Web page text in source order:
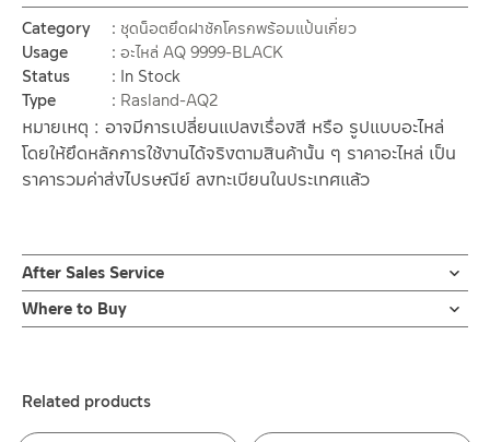
Category
ชุดน็อตยึดฝาชักโครกพร้อมแป้นเกี่ยว
Usage
อะไหล่ AQ 9999-BLACK
Status
In Stock
Type
Rasland-AQ2
หมายเหตุ : อาจมีการเปลี่ยนแปลงเรื่องสี หรือ รูปแบบอะไหล่
โดยให้ยึดหลักการใช้งานได้จริงตามสินค้านั้น ๆ ราคาอะไหล่ เป็น
ราคารวมค่าส่งไปรษณีย์ ลงทะเบียนในประเทศแล้ว
After Sales Service
Online Platform
– Email: contact@charnpaiboon.com
Where to Buy
– Shopee
–Lazada
Related products